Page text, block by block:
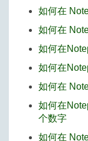
如何在
如何在
如何在
如何在
如何在
如何在
个数字
如何在